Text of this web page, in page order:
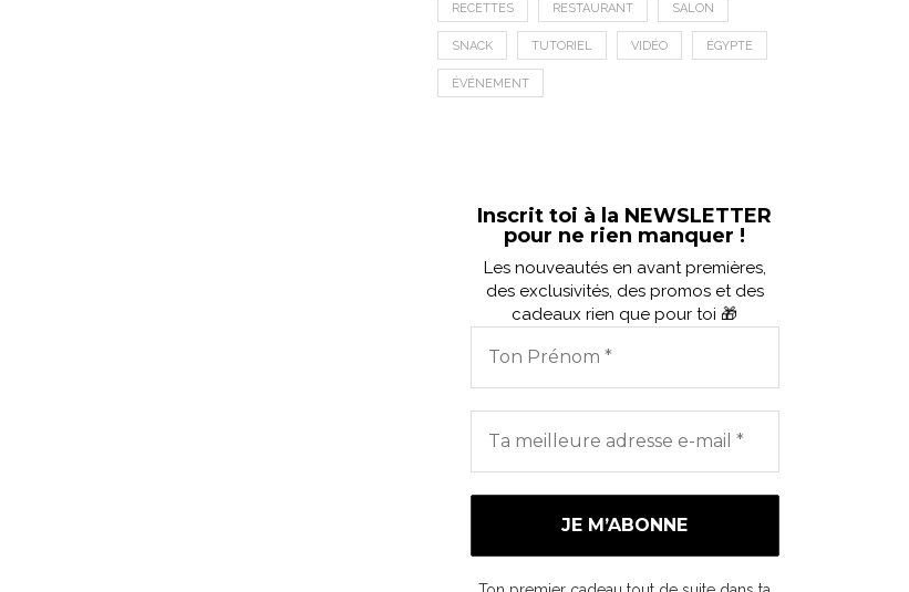
RECETTES RESTAURANT SALON
SNACK TUTORIEL VIDÉO ÉGYPTE
ÉVÉNEMENT
Inscrit toi à la NEWSLETTER
pour ne rien manquer !
Les nouveautés en avant premières,
des exclusivités, des promos et des
cadeaux rien que pour toi 🎁